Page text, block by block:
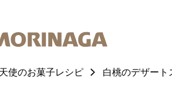
天使のお菓子レシピ 白桃のデザート